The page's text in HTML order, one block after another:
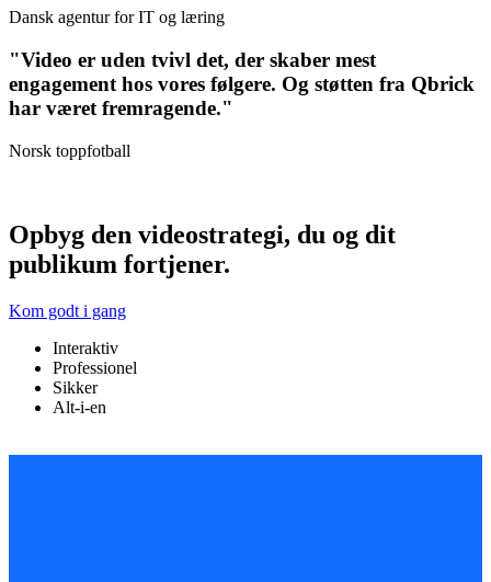
Dansk agentur for IT og læring
"Video er uden tvivl det, der skaber mest
engagement hos vores følgere. Og støtten fra Qbrick
har været fremragende."
Norsk toppfotball
Opbyg den videostrategi, du og dit
publikum fortjener.
Kom godt i gang
Interaktiv
Professionel
Sikker
Alt-i-en